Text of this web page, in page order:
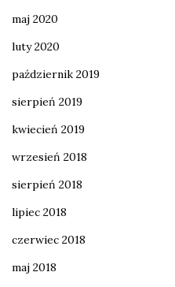
maj 2020
luty 2020
październik 2019
sierpień 2019
kwiecień 2019
wrzesień 2018
sierpień 2018
lipiec 2018
czerwiec 2018
maj 2018